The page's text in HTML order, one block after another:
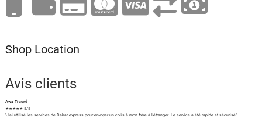
Shop Location
Avis clients
Awa Traoré
★★★★★ 5/5
"J'ai utilisé les services de Dakar.express pour envoyer un colis à mon frère à l'étranger. Le service a été rapide et sécurisé."